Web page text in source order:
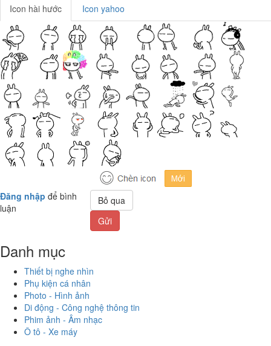
Icon hài hước Icon yahoo
Đăng nhập để bình
luận
Bỏ qua
Gửi
Danh mục
Thiết bị nghe nhìn
Phụ kiện cá nhân
Photo - Hình ảnh
Di động - Công nghệ thông tin
Phim ảnh - Âm nhạc
Ô tô - Xe máy